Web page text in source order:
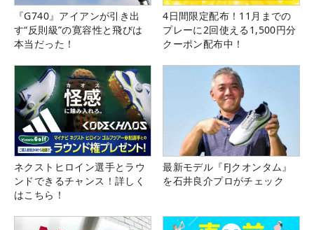
『G740』アイアンが引き出
す“反則級”の寛容性と飛びは
本当だった！
4日間限定配布！11月までの
プレーに2回使える1,500円分
クーポン配布中！
ネクストヒロイン選手とラウ
ンドできるチャンス！詳しく
はこちら！
最新モデル『FJクオンタム』
を石井良介プロがチェック